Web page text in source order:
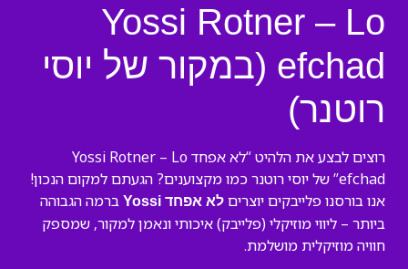
Yossi Rotner – Lo
efchad (במקור של יוסי
רוטנר)
רוצים לבצע את הלהיט “לא אפחד Yossi Rotner – Lo
efchad” של יוסי רוטנר כמו מקצוענים? הגעתם למקום הנכון!
אנו בורסנו פלייבקים יוצרים לא אפחד Yossi
ברמה הגבוהה
ביותר – ליווי מוזיקלי (פלייבק) איכותי ונאמן למקור, שמספק
חוויה מוזיקלית מושלמת.